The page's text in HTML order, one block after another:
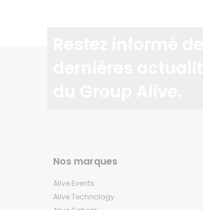
Nos marques
Alive Events
Alive Technology